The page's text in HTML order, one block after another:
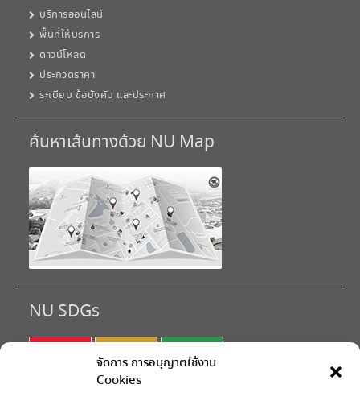
จัดการ การอนุญาตใช้งาน
Cookies
บริการออนไลน์
พื้นที่ให้บริการ
ดาวน์โหลด
ประกวดราคา
ระเบียบ ข้อบังคับ และประกาศ
ค้นหาเส้นทางด้วย NU Map
NU SDGs
SDG 5